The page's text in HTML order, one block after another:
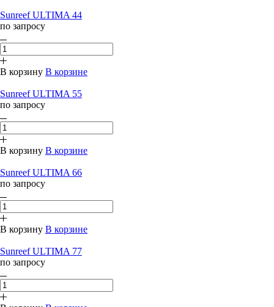
Sunreef ULTIMA 44
по запросу
В корзину В корзине
Sunreef ULTIMA 55
по запросу
В корзину В корзине
Sunreef ULTIMA 66
по запросу
В корзину В корзине
Sunreef ULTIMA 77
по запросу